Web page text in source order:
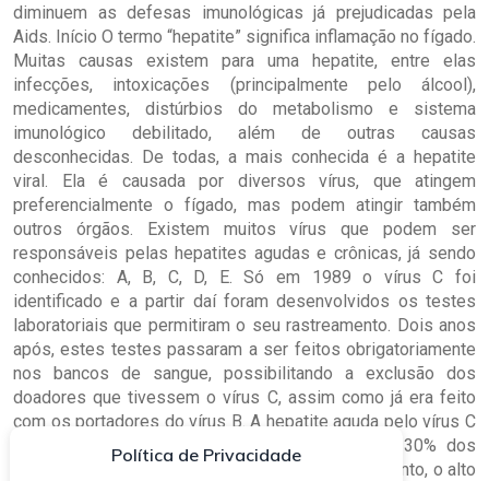
diminuem as defesas imunológicas já prejudicadas pela
Aids. Início O termo “hepatite” significa inflamação no fígado.
Muitas causas existem para uma hepatite, entre elas
infecções, intoxicações (principalmente pelo álcool),
medicamentes, distúrbios do metabolismo e sistema
imunológico debilitado, além de outras causas
desconhecidas. De todas, a mais conhecida é a hepatite
viral. Ela é causada por diversos vírus, que atingem
preferencialmente o fígado, mas podem atingir também
outros órgãos. Existem muitos vírus que podem ser
responsáveis pelas hepatites agudas e crônicas, já sendo
conhecidos: A, B, C, D, E. Só em 1989 o vírus C foi
identificado e a partir daí foram desenvolvidos os testes
laboratoriais que permitiram o seu rastreamento. Dois anos
após, estes testes passaram a ser feitos obrigatoriamente
nos bancos de sangue, possibilitando a exclusão dos
doadores que tivessem o vírus C, assim como já era feito
com os portadores do vírus B. A hepatite aguda pelo vírus C
é geralmente assintomática, com apenas 20 a 30% dos
pacientes desenvolvendo sintomas leves. No entanto, o alto
Política de Privacidade